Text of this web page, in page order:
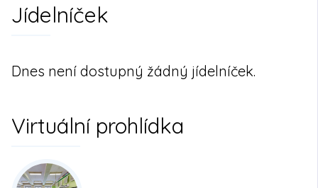
Jídelníček
Dnes není dostupný žádný jídelníček.
Virtuální prohlídka